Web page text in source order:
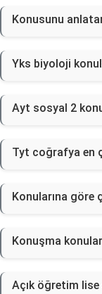
Konusunu
Yks biyoloji
Ayt sosyal 2
Tyt coğrafya en
Konularına göre
Konuşma
Açık öğretim lise